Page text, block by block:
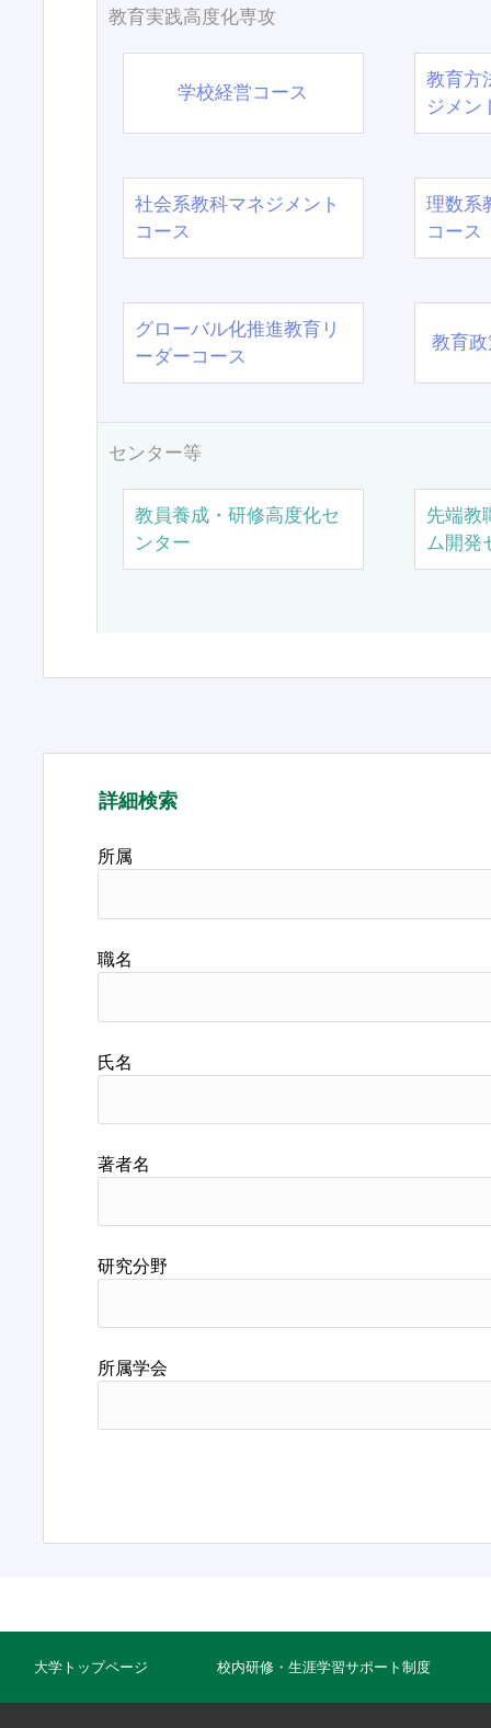
教育実践高度化専攻
学校経営コース
教育方
ジメン
社会系教科マネジメント
コース
理数系
コース
グローバル化推進教育リ
ーダーコース
教育
センター等
教員養成・研修高度化セ
ンター
先端教
ム開発
詳細検索
所属
職名
氏名
著者名
研究分野
所属学会
大学トップページ 校内研修・生涯学習サポート制度